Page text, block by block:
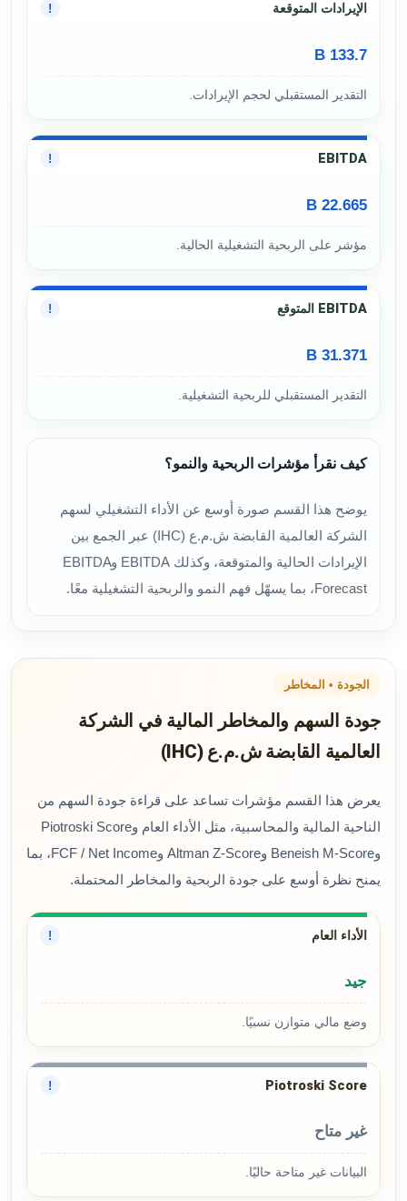
الإيرادات المتوقعة !
133.7 B
التقدير المستقبلي لحجم الإيرادات.
EBITDA
!
22.665 B
مؤشر على الربحية التشغيلية الحالية.
EBITDA المتوقع !
31.371 B
التقدير المستقبلي للربحية التشغيلية.
كيف نقرأ مؤشرات الربحية والنمو؟
يوضح هذا القسم صورة أوسع عن الأداء التشغيلي لسهم
الشركة العالمية القابضة ش.م.ع (IHC) عبر الجمع بين
الإيرادات الحالية والمتوقعة، وكذلك EBITDA وEBITDA
Forecast، بما يسهّل فهم النمو والربحية التشغيلية معًا.
الجودة • المخاطر
جودة السهم والمخاطر المالية في الشركة
العالمية القابضة ش.م.ع (IHC)
يعرض هذا القسم مؤشرات تساعد على قراءة جودة السهم من
الناحية المالية والمحاسبية، مثل الأداء العام وPiotroski Score
وBeneish M-Score وAltman Z-Score وFCF / Net Income، بما
يمنح نظرة أوسع على جودة الربحية والمخاطر المحتملة.
الأداء العام !
جيد
وضع مالي متوازن نسبيًا.
Piotroski Score
!
غير متاح
البيانات غير متاحة حاليًا.